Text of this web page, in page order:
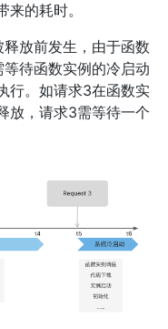
的耗时。
放前发生，由于函数
待函数实例的冷启动
行。如请求3在函数实
放，请求3需等待一个